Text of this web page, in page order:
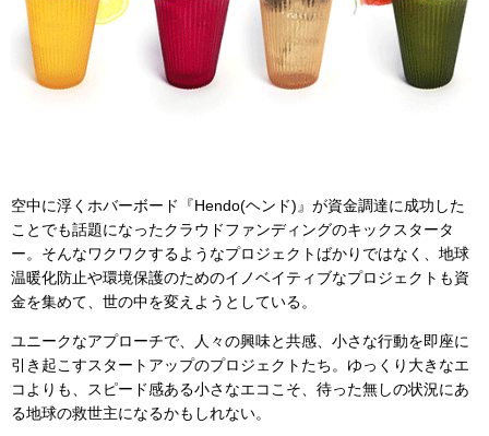
空中に浮くホバーボード『Hendo(ヘンド)』が資金調達に成功した
ことでも話題になったクラウドファンディングのキックスタータ
ー。そんなワクワクするようなプロジェクトばかりではなく、地球
温暖化防止や環境保護のためのイノベイティブなプロジェクトも資
金を集めて、世の中を変えようとしている。
ユニークなアプローチで、人々の興味と共感、小さな行動を即座に
引き起こすスタートアップのプロジェクトたち。ゆっくり大きなエ
コよりも、スピード感ある小さなエコこそ、待った無しの状況にあ
る地球の救世主になるかもしれない。